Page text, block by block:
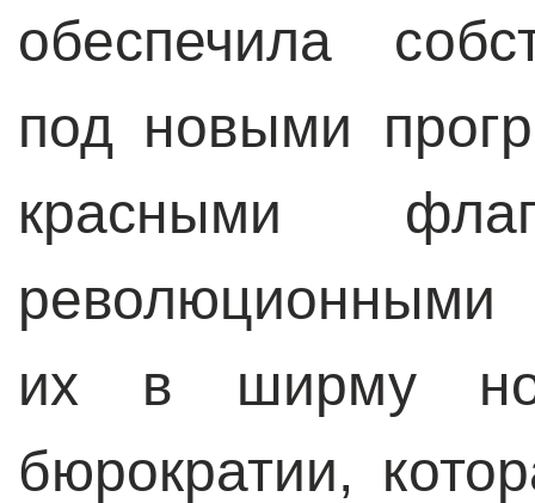
обеспечила
под новыми
красными
революционными
их в ширму
бюрократии,